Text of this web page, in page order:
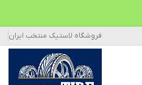
فروشگاه لاستیک منتخب ایران